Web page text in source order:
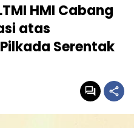
HMI Cabang
atas
Serentak